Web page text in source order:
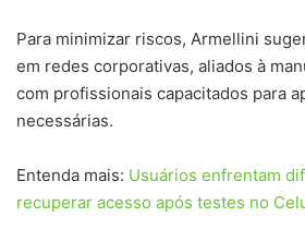
Para minimizar riscos, Armellini
em redes corporativas, aliados à
com profissionais capacitados para
necessárias.
Entenda mais: Usuários enfrentam
recuperar acesso após testes no